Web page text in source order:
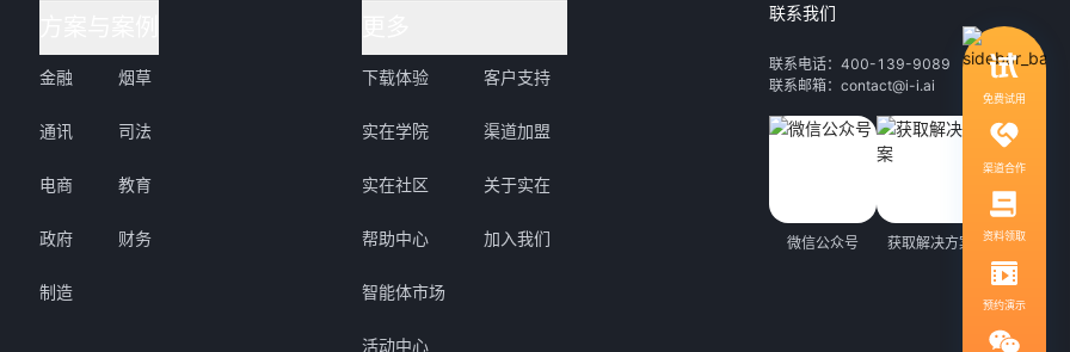
金融
通讯
电商
政府
制造
烟草
司法
教育
财务
下载体验
实在学院
实在社区
帮助中心
智能体市场
活动中心
客户支持
渠道加盟
关于实在
加入我们
联系我们
联系电话：400-139-9089
联系邮箱：contact@i-i.ai
微信公众号 获取解决方案
免费试用
渠道合作
资料领取
预约演示
领取行业自动化解决方案